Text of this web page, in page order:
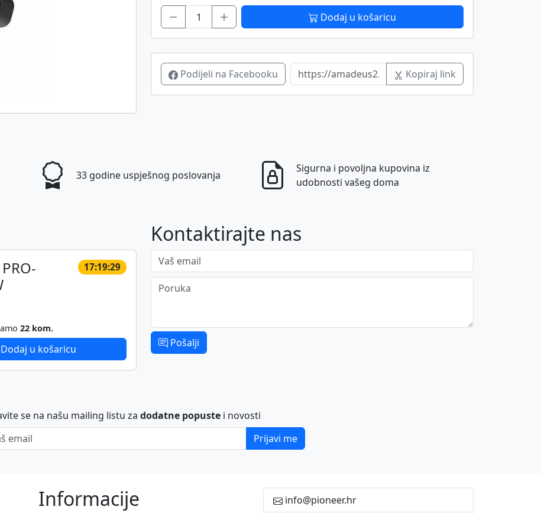
Dodaj u košaricu
Podijeli na Facebooku Kopiraj link
33 godine uspješnog poslovanja
Sigurna i povoljna kupovina iz
udobnosti vašeg doma
17:19:29
22 kom.
Dodaj u košaricu
Kontaktirajte nas
Vaš email
Poruka
Pošalji
se na našu mailing listu za dodatne popuste i novosti
email
Prijavi me
Informacije info@pioneer.hr